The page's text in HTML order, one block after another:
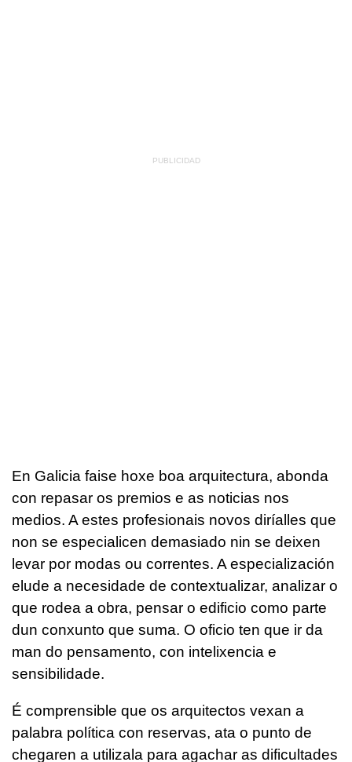
En Galicia faise hoxe boa arquitectura, abonda
con repasar os premios e as noticias nos
medios. A estes profesionais novos diríalles que
non se especialicen demasiado nin se deixen
levar por modas ou correntes. A especialización
elude a necesidade de contextualizar, analizar o
que rodea a obra, pensar o edificio como parte
dun conxunto que suma. O oficio ten que ir da
man do pensamento, con intelixencia e
sensibilidade.
É comprensible que os arquitectos vexan a
palabra política con reservas, ata o punto de
chegaren a utilizala para agachar as dificultades